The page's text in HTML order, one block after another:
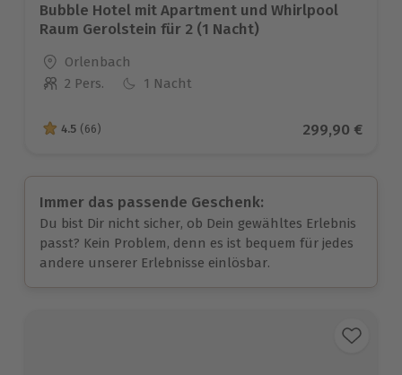
Bubble Hotel mit Apartment und Whirlpool
Raum Gerolstein für 2 (1 Nacht)
Standort
Orlenbach
Anzahl der Teilnehmer
2 Pers. 1 Nacht
4.5 von 5 Sternen basierend auf 66 Bewertungen
4.5 (66) Aktueller
299,90 €
Immer das passende Geschenk:
Du bist Dir nicht sicher, ob Dein gewähltes Erlebnis
passt? Kein Problem, denn es ist bequem für jedes
andere unserer Erlebnisse einlösbar.